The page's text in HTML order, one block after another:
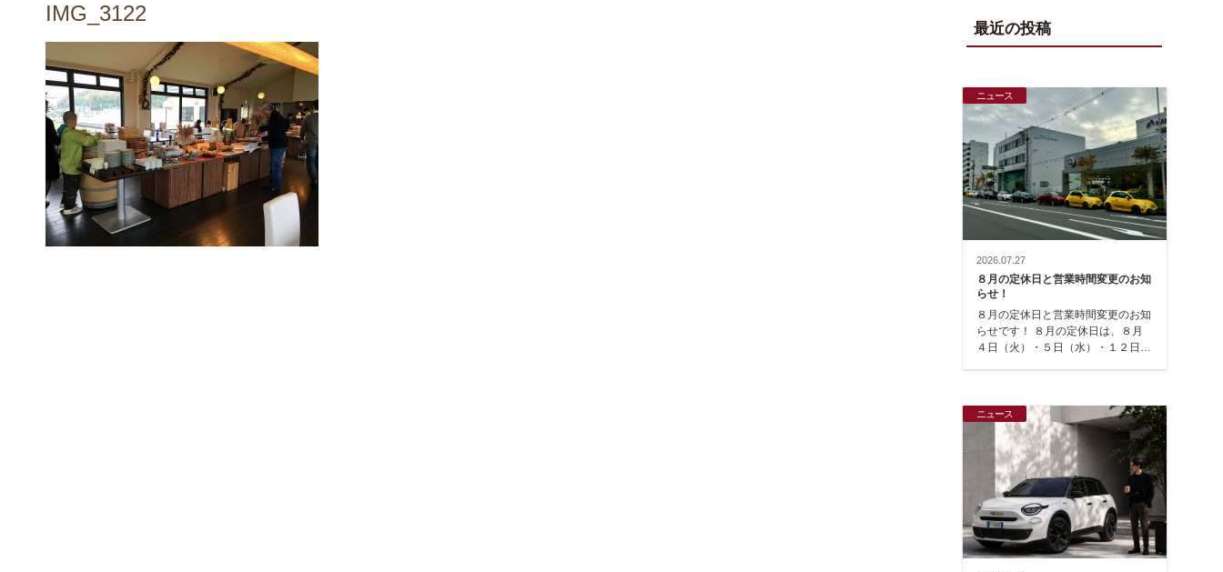
IMG_3122
最近の投稿
ニュース
2026.07.27
８月の定休日と営業時間変更のお知
らせ！
８月の定休日と営業時間変更のお知
らせです！ ８月の定休日は、８月
４日（火）・５日（水）・１２日
ニュース